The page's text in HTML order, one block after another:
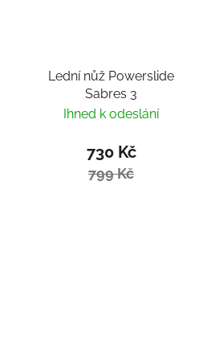
Lední nůž Powerslide
Sabres 3
Ihned k odeslání
730 Kč
799 Kč